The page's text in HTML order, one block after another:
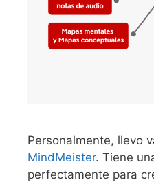
Personalmente, llevo
MindMeister. Tiene
perfectamente para